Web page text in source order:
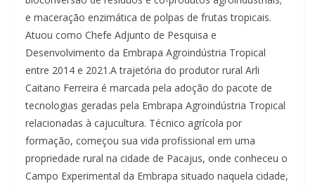
e maceração enzimática de polpas de frutas tropicais.
Atuou como Chefe Adjunto de Pesquisa e
Desenvolvimento da Embrapa Agroindústria Tropical
entre 2014 e 2021.A trajetória do produtor rural Arli
Caitano Ferreira é marcada pela adoção do pacote de
tecnologias geradas pela Embrapa Agroindústria Tropical
relacionadas à cajucultura. Técnico agrícola por
formação, começou sua vida profissional em uma
propriedade rural na cidade de Pacajus, onde conheceu o
Campo Experimental da Embrapa situado naquela cidade,